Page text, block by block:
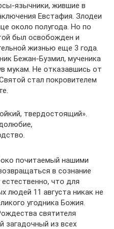
язычники, жившие в
Евстафия. Злодеи
около полугода. Но по
был освобожден и
жизнью еще 3 года.
Бе­жан-Буз­мил, мученика
мукам. Не отказавшись от
стал покровителем
твердостоящий».
почитаемый нашими
в сознание
что для
людей 11 августа никак не
угодника Божия.
святителя
загадочный из всех